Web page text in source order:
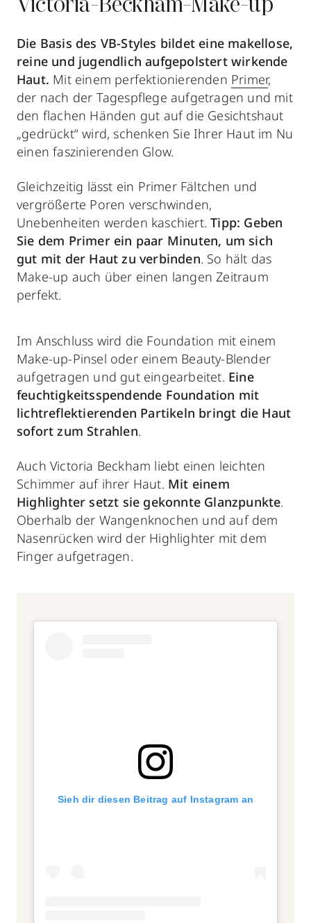
Victoria-Beckham-Make-up
Die Basis des VB-Styles bildet eine makellose,
reine und jugendlich aufgepolstert wirkende
Haut. Mit einem perfektionierenden Primer,
der nach der Tagespflege aufgetragen und mit
den flachen Händen gut auf die Gesichtshaut
„gedrückt“ wird, schenken Sie Ihrer Haut im Nu
einen faszinierenden Glow.
Gleichzeitig lässt ein Primer Fältchen und
vergrößerte Poren verschwinden,
Unebenheiten werden kaschiert.Tipp: Geben
Sie dem Primer ein paar Minuten, um sich
gut mit der Haut zu verbinden. So hält das
Make-up auch über einen langen Zeitraum
perfekt.
Im Anschluss wird die Foundation mit einem
Make-up-Pinsel oder einem Beauty-Blender
aufgetragen und gut eingearbeitet. Eine
feuchtigkeitsspendende Foundation mit
lichtreflektierenden Partikeln bringt die Haut
sofort zum Strahlen.
Auch Victoria Beckham liebt einen leichten
Schimmer auf ihrer Haut. Mit einem
Highlighter setzt sie gekonnte Glanzpunkte.
Oberhalb der Wangenknochen und auf dem
Nasenrücken wird der Highlighter mit dem
Finger aufgetragen.
Sieh dir diesen Beitrag auf Instagram an